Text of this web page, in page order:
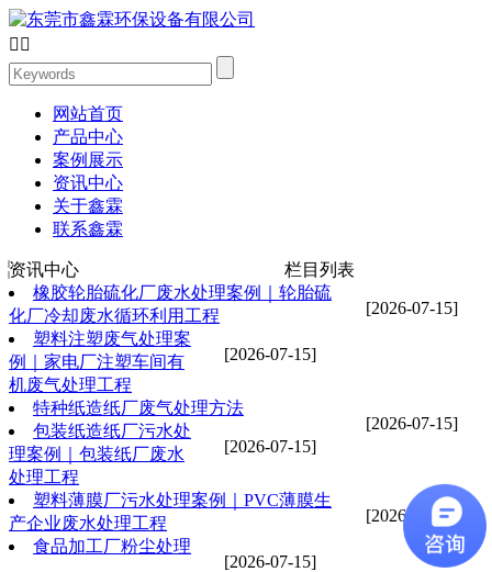
 
网站首页
产品中心
案例展示
资讯中心
关于鑫霖
联系鑫霖
资讯中心 栏目列表
[2026-07-15]
橡胶轮胎硫化厂废水处理案例｜轮胎硫
化厂冷却废水循环利用工程
[2026-07-15]
塑料注塑废气处理案
例｜家电厂注塑车间有
机废气处理工程
[2026-07-15]
特种纸造纸厂废气处理方法
[2026-07-15]
包装纸造纸厂污水处
理案例｜包装纸厂废水
处理工程
[2026-07-15]
塑料薄膜厂污水处理案例｜PVC薄膜生
产企业废水处理工程
[2026-07-15]
食品加工厂粉尘处理